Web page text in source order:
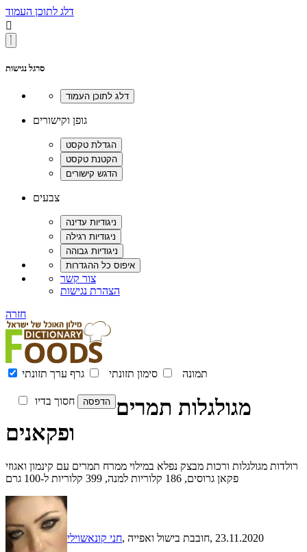
דלג לתוכן העמוד

סרגל נגישות
גופן וקישורים
צבעים
צור קשר
הצהרת נגישות
חזרה
תמונה סימון תזונתי גרף ערך תזונתי
חסוך בדיו
מגולגלות תמרים
ופקאנים
רולדות מגולגלות ורכות מבצק נפלא במילוי ממרח תמרים עם קינמון ואגוזי
פקאן גרוסים, 186 קלוריות למנה, 399 קלוריות ל-100 גרם
חני קונאשוילי , חובבת בישול ואפייה, 23.11.2020